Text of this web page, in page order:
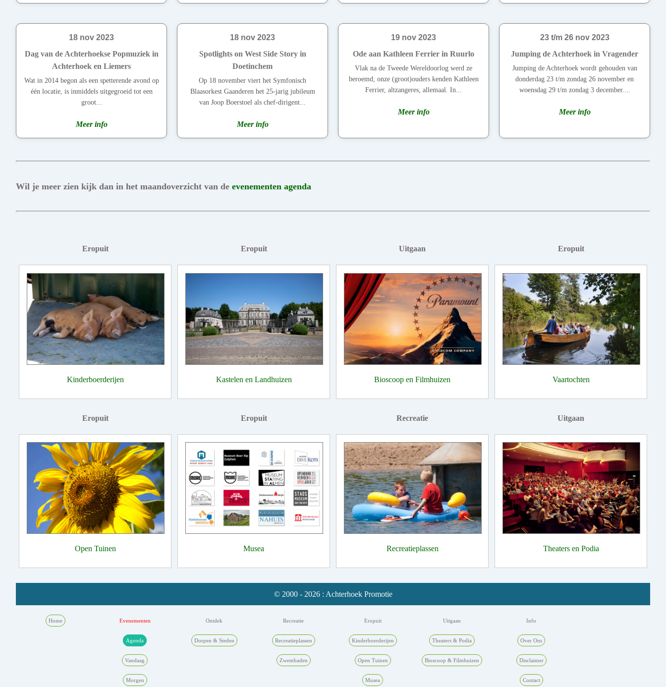
18 nov 2023
Dag van de Achterhoekse Popmuziek in
Achterhoek en Liemers
Wat in 2014 begon als een spetterende avond op
één locatie, is inmiddels uitgegroeid tot een
groot...
Meer info
18 nov 2023
Spotlights on West Side Story in
Doetinchem
Op 18 november viert het Symfonisch
Blaasorkest Gaanderen het 25-jarig jubileum
van Joop Boerstoel als chef-dirigent...
Meer info
19 nov 2023
Ode aan Kathleen Ferrier in Ruurlo
Vlak na de Tweede Wereldoorlog werd ze
beroemd; onze (groot)ouders kenden Kathleen
Ferrier, altzangeres, allemaal. In...
Meer info
23 t/m 26 nov 2023
Jumping de Achterhoek in Vragender
Jumping de Achterhoek wordt gehouden van
donderdag 23 t/m zondag 26 november en
woensdag 29 t/m zondag 3 december....
Meer info
Wil je meer zien kijk dan in het maandoverzicht van de evenementen agenda
Eropuit
Kinderboerderijen
Eropuit
Kastelen en Landhuizen
Uitgaan
Bioscoop en Filmhuizen
Eropuit
Vaartochten
Eropuit
Open Tuinen
Eropuit
Musea
Recreatie
Recreatieplassen
Uitgaan
Theaters en Podia
© 2000 - 2026 : Achterhoek Promotie
Home Evenementen
Agenda
Vandaag
Morgen
Ontdek
Dorpen & Steden
Recreatie
Recreatieplassen
Zwembaden
Eropuit
Kinderboerderijen
Open Tuinen
Musea
Uitgaan
Theaters & Podia
Bioscoop & Filmhuizen
Info
Over Ons
Disclaimer
Contact